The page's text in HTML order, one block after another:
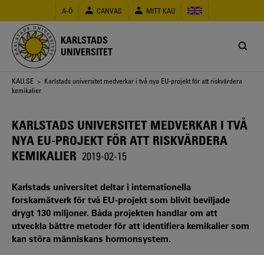
huvudinnehåll
A-Ö CANVAS MITT KAU
KARLSTADS
UNIVERSITET
Länkstig
KAU.SE > Karlstads universitet medverkar i två nya EU-projekt för att riskvärdera
kemikalier
KARLSTADS UNIVERSITET MEDVERKAR I TVÅ
NYA EU-PROJEKT FÖR ATT RISKVÄRDERA
KEMIKALIER 2019-02-15
Karlstads universitet deltar i internationella
forskarnätverk för två EU-projekt som blivit beviljade
drygt 130 miljoner. Båda projekten handlar om att
utveckla bättre metoder för att identifiera kemikalier som
kan störa människans hormonsystem.